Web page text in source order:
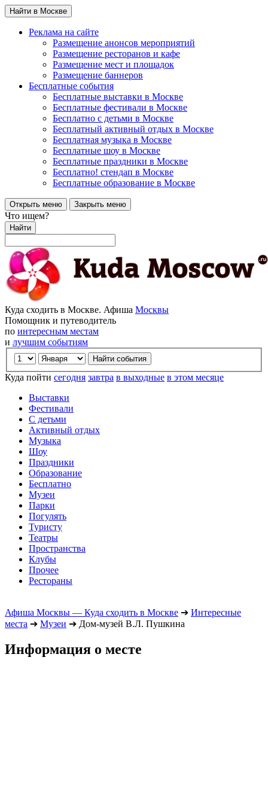
Найти в Москве
Реклама на сайте
Размещение анонсов мероприятий
Размещение ресторанов и кафе
Размещение мест и площадок
Размещение баннеров
Бесплатные события
Бесплатные выставки в Москве
Бесплатные фестивали в Москве
Бесплатно с детьми в Москве
Бесплатный активный отдых в Москве
Бесплатная музыка в Москве
Бесплатные шоу в Москве
Бесплатные праздники в Москве
Бесплатно! стендап в Москве
Бесплатные образование в Москве
Открыть меню Закрыть меню
Что ищем?
Найти
Куда сходить в Москве. Афиша Москвы
Помощник и путеводитель
по интересным местам
и лучшим событиям
Куда пойти сегодня завтра в выходные в этом месяце
Выставки
Фестивали
С детьми
Активный отдых
Музыка
Шоу
Праздники
Образование
Бесплатно
Музеи
Парки
Погулять
Туристу
Театры
Пространства
Клубы
Прочее
Рестораны
Афиша Москвы — Куда сходить в Москве ➔ Интересные
места ➔ Музеи ➔ Дом-музей В.Л. Пушкина
Информация о месте